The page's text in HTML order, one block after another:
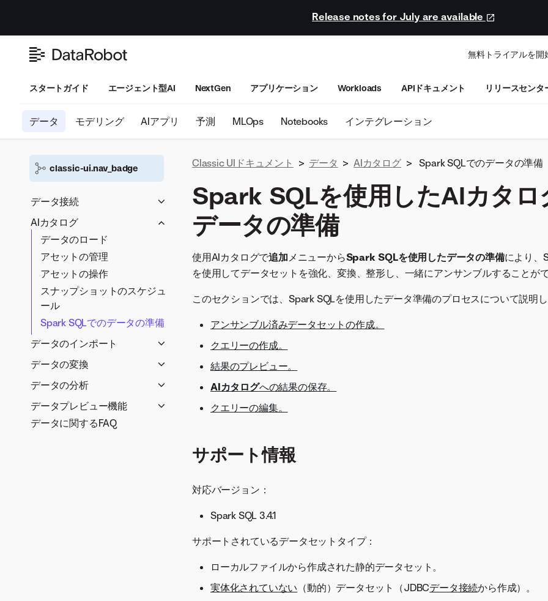
Release notes for July are available
無料トライアルを開
スタートガイド エージェント型AI NextGen アプリケーション Workloads APIドキュメント リリースセンタ
データ モデリング AIアプリ 予測 MLOps Notebooks インテグレーション
classic-ui.nav_badge
データ接続
セキュアな構成の共有
データ接続
AIカタログ
データのロード
アセットの管理
アセットの操作
スナップショットのスケジュ
ール
Spark SQLでのデータの準備
データのインポート
DataRobotへの直接インポー
大規模データセットの高速
EDA
データの変換
交互作用ベースの変換
特徴量探索
エンドツーエンドの特徴量
手動変換
データの分析
EDAによるデータ品質の評価
データ品質評価
データプレビュー機能
関係性エディターで特徴量セ
データに関するFAQ
Classic UIドキュメント > データ > AIカタログ > Spark SQLでのデータの準備
Spark SQLを使用したAIカタロ
データの準備
使用AIカタログで追加メニューからSpark SQLを使用したデータの準備により、
を使用してデータセットを強化、変換、整形し、一緒にアンサンブルすることがで
このセクションでは、Spark SQLを使用したデータ準備のプロセスについて説明し
アンサンブル済みデータセットの作成。
クエリーの作成。
結果のプレビュー。
AIカタログへの結果の保存。
クエリーの編集。
サポート情報
対応バージョン：
Spark SQL 3.4.1
サポートされているデータセットタイプ：
ローカルファイルから作成された静的データセット。
実体化されていない （動的）データセット（JDBCデータ接続から作成）。